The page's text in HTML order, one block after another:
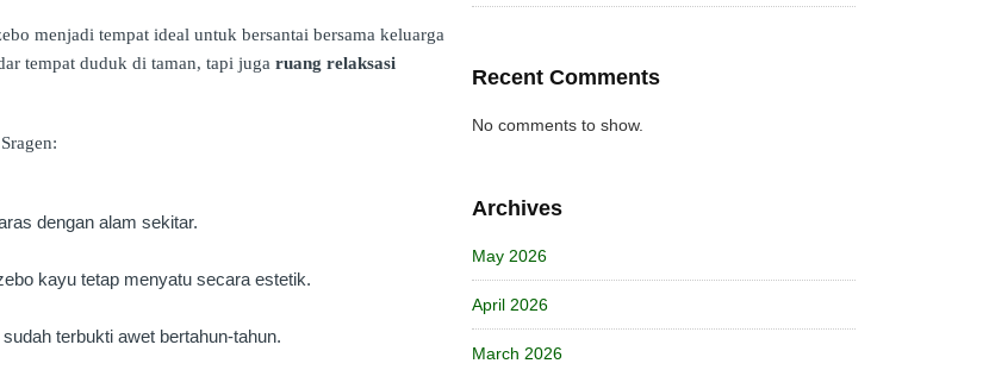
menjadi tempat ideal untuk bersantai bersama keluarga
tempat duduk di taman, tapi juga ruang relaksasi
dengan alam sekitar.
kayu tetap menyatu secara estetik.
terbukti awet bertahun-tahun.
Recent Comments
No comments to show.
Archives
May 2026
April 2026
March 2026